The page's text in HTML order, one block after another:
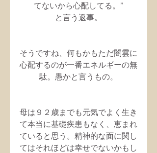
てないから心配してる。”
と言う返事。
そうですね、何もかもただ闇雲に
心配するのが一番エネルギーの無
駄。愚かと言うもの。
母は９２歳までも元気でよく生き
て本当に基礎疾患もなく、恵まれ
ていると思う。精神的な面に関し
てはそれほどは幸せでないかもし